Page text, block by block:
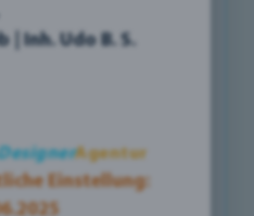
denn je. Egal
in den Bergen
in der Stadt
– eine gut
digitale
erste Kontaktpunkt
| Inh. Udo B. S.
Agentur
Einstellung: